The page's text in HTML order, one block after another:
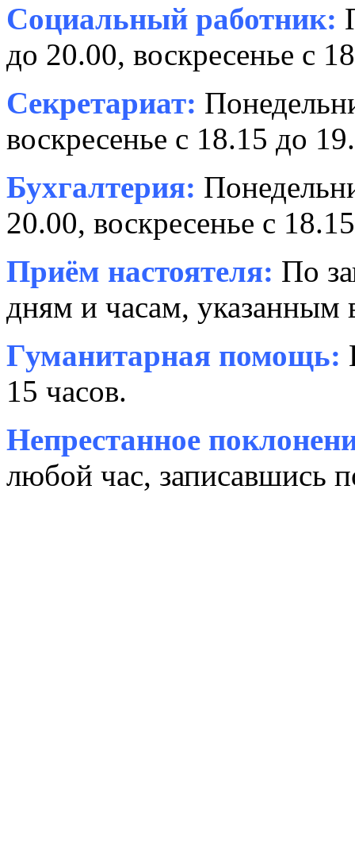
Социальный работник:
до 20.00, воскресенье с
Секретариат:
воскресенье с 18.15 до
Бухгалтерия:
20.00, воскресенье с
Приём настоятеля: По
дням и часам, указанным
Гуманитарная помощь:
15 часов.
Непрестанное
любой час, записавшись